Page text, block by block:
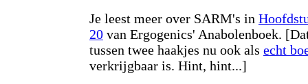
Je leest meer over SARM's in
20 van Ergogenics' Anabolenboek.
tussen twee haakjes nu ook als echt
verkrijgbaar is. Hint, hint...]